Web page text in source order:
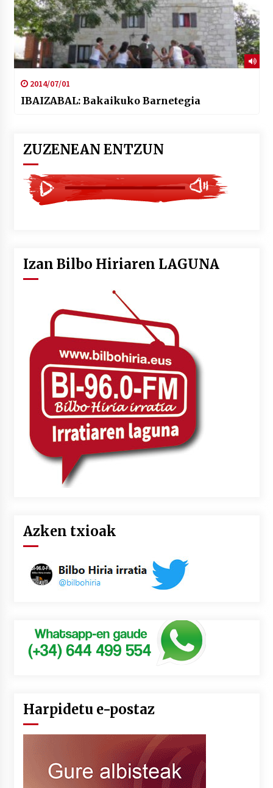
2014/07/01
IBAIZABAL: Bakaikuko Barnetegia
ZUZENEAN ENTZUN
Izan Bilbo Hiriaren LAGUNA
Azken txioak
Harpidetu e-postaz